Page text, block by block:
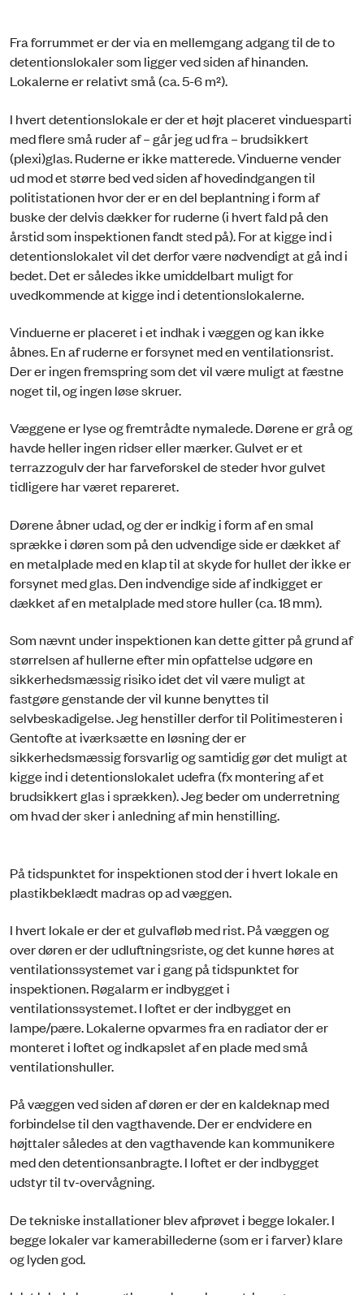
Fra forrummet er der via en mellemgang adgang til de to
detentionslokaler som ligger ved siden af hinanden.
Lokalerne er relativt små (ca. 5-6 m²).
I hvert detentionslokale er der et højt placeret vinduesparti
med flere små ruder af – går jeg ud fra – brudsikkert
(plexi)glas. Ruderne er ikke matterede. Vinduerne vender
ud mod et større bed ved siden af hovedindgangen til
politistationen hvor der er en del beplantning i form af
buske der delvis dækker for ruderne (i hvert fald på den
årstid som inspektionen fandt sted på). For at kigge ind i
detentionslokalet vil det derfor være nødvendigt at gå ind i
bedet. Det er således ikke umiddelbart muligt for
uvedkommende at kigge ind i detentionslokalerne.
Vinduerne er placeret i et indhak i væggen og kan ikke
åbnes. En af ruderne er forsynet med en ventilationsrist.
Der er ingen fremspring som det vil være muligt at fæstne
noget til, og ingen løse skruer.
Væggene er lyse og fremtrådte nymalede. Dørene er grå og
havde heller ingen ridser eller mærker. Gulvet er et
terrazzogulv der har farveforskel de steder hvor gulvet
tidligere har været repareret.
Dørene åbner udad, og der er indkig i form af en smal
sprække i døren som på den udvendige side er dækket af
en metalplade med en klap til at skyde for hullet der ikke er
forsynet med glas. Den indvendige side af indkigget er
dækket af en metalplade med store huller (ca. 18 mm).
Som nævnt under inspektionen kan dette gitter på grund af
størrelsen af hullerne efter min opfattelse udgøre en
sikkerhedsmæssig risiko idet det vil være muligt at
fastgøre genstande der vil kunne benyttes til
selvbeskadigelse. Jeg henstiller derfor til Politimesteren i
Gentofte at iværksætte en løsning der er
sikkerhedsmæssig forsvarlig og samtidig gør det muligt at
kigge ind i detentionslokalet udefra (fx montering af et
brudsikkert glas i sprækken). Jeg beder om underretning
om hvad der sker i anledning af min henstilling.
På tidspunktet for inspektionen stod der i hvert lokale en
plastikbeklædt madras op ad væggen.
I hvert lokale er der et gulvafløb med rist. På væggen og
over døren er der udluftningsriste, og det kunne høres at
ventilationssystemet var i gang på tidspunktet for
inspektionen. Røgalarm er indbygget i
ventilationssystemet. I loftet er der indbygget en
lampe/pære. Lokalerne opvarmes fra en radiator der er
monteret i loftet og indkapslet af en plade med små
ventilationshuller.
På væggen ved siden af døren er der en kaldeknap med
forbindelse til den vagthavende. Der er endvidere en
højttaler således at den vagthavende kan kommunikere
med den detentionsanbragte. I loftet er der indbygget
udstyr til tv-overvågning.
De tekniske installationer blev afprøvet i begge lokaler. I
begge lokaler var kamerabillederne (som er i farver) klare
og lyden god.